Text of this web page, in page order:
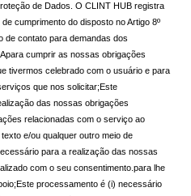
de Dados. O CLINT HUB registra
cumprimento do disposto no Artigo 8º
de contato para demandas dos
cumprir as nossas obrigações
tivermos celebrado com o usuário e para
que nos solicitar;Este
das nossas obrigações
relacionadas com o serviço ao
e/ou qualquer outro meio de
para a realização das nossas
com o seu consentimento.para lhe
processamento é (i) necessário